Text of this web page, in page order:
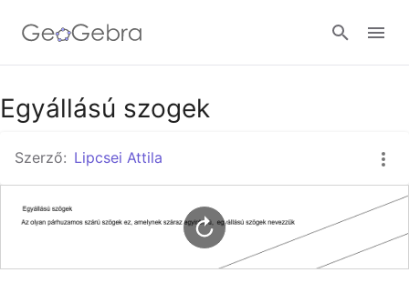
Google Classroom
GeoGebra Classroom
Bejelentkezés
Egyállású szogek
Szerző: Lipcsei Attila